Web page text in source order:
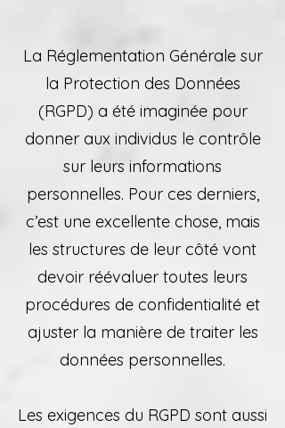
La Réglementation Générale sur
la Protection des Données
(RGPD) a été imaginée pour
donner aux individus le contrôle
sur leurs informations
personnelles. Pour ces derniers,
c’est une excellente chose, mais
les structures de leur côté vont
devoir réévaluer toutes leurs
procédures de confidentialité et
ajuster la manière de traiter les
données personnelles.
Les exigences du RGPD sont aussi